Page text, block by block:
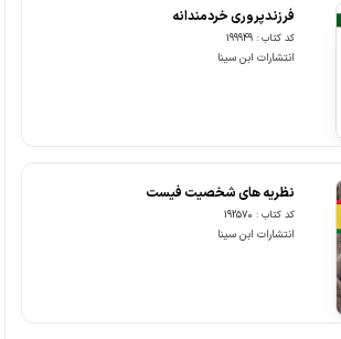
فرزندپروری خردمندانه
کد کتاب : 199949
انتشارات ابن سینا
نظریه های شخصیت فیست
کد کتاب : 192570
انتشارات ابن سینا